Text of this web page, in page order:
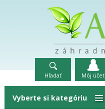
Hľadať Môj účet
Vyberte si kategóriu